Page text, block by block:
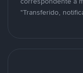
"Transferido,